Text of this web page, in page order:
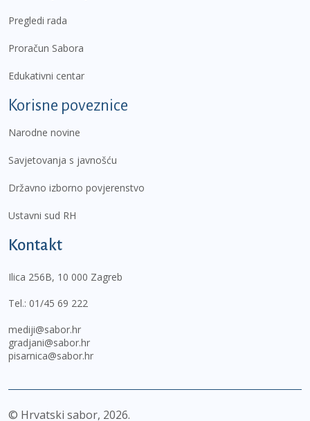
Pregledi rada
Proračun Sabora
Edukativni centar
Korisne poveznice
Narodne novine
Savjetovanja s javnošću
Državno izborno povjerenstvo
Ustavni sud RH
Kontakt
Ilica 256B, 10 000 Zagreb
Tel.: 01/45 69 222
mediji@sabor.hr
gradjani@sabor.hr
pisarnica@sabor.hr
© Hrvatski sabor, 2026